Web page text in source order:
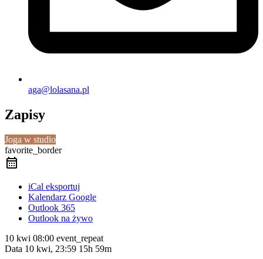
aga@lolasana.pl
Zapisy
Joga w studio
favorite_border
iCal eksportuj
Kalendarz Google
Outlook 365
Outlook na żywo
10 kwi 08:00 event_repeat
Data 10 kwi, 23:59 15h 59m